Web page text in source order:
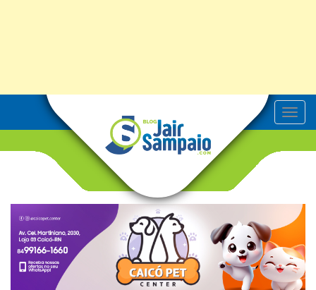
T
o
v
g
t
i
o
n